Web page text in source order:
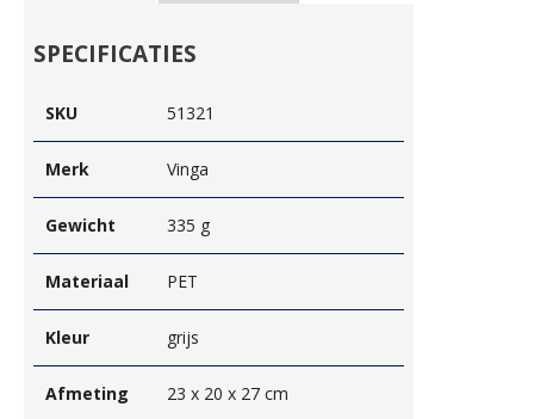
SPECIFICATIES
SKU 51321
Merk Vinga
Gewicht 335 g
Materiaal PET
Kleur grijs
Afmeting 23 x 20 x 27 cm